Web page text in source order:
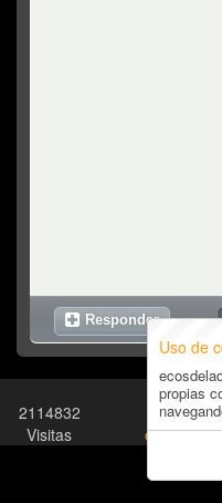
Responder
2114832
Visitas
Uso de
propias